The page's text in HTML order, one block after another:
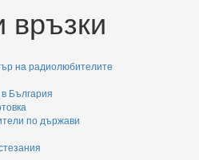
връзки
на радиолюбителите
България
по държави